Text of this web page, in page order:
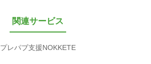
関連サービス
プレパブ支援NOKKETE